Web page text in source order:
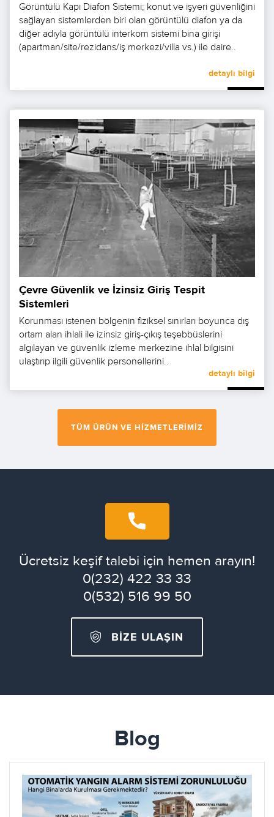
Görüntülü Kapı Diafon Sistemi; konut ve işyeri güvenliğini
sağlayan sistemlerden biri olan görüntülü diafon ya da
diğer adıyla görüntülü interkom sistemi bina girişi
(apartman/site/rezidans/iş merkezi/villa vs.) ile daire..
detaylı bilgi
Çevre Güvenlik ve İzinsiz Giriş Tespit
Sistemleri
Korunması istenen bölgenin fiziksel sınırları boyunca dış
ortam alan ihlali ile izinsiz giriş-çıkış teşebbüslerini
algılayan ve güvenlik izleme merkezine ihlal bilgisini
ulaştırıp ilgili güvenlik personellerini..
detaylı bilgi
TÜM ÜRÜN VE HIZMETLERIMIZ
Ücretsiz keşif talebi için hemen arayın!
0(232) 422 33 33
0(532) 516 99 50
BİZE ULAŞIN
Blog